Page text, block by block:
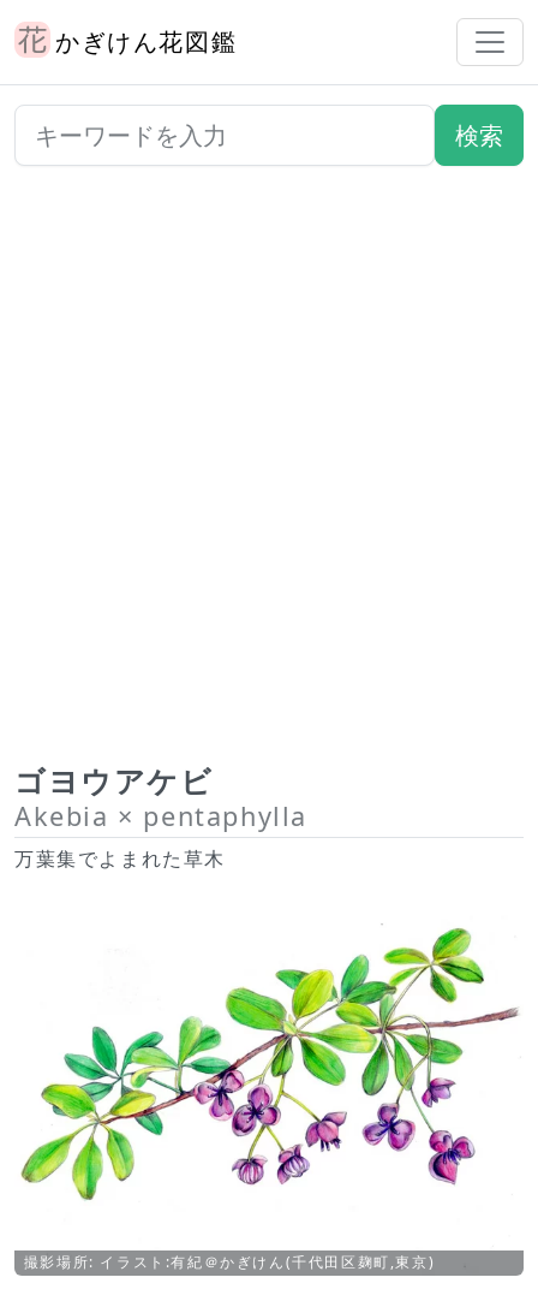
かぎけん花図鑑
ゴヨウアケビ
Akebia × pentaphylla
万葉集でよまれた草木
撮影場所: イラスト:有紀＠かぎけん(千代田区麹町,東京)